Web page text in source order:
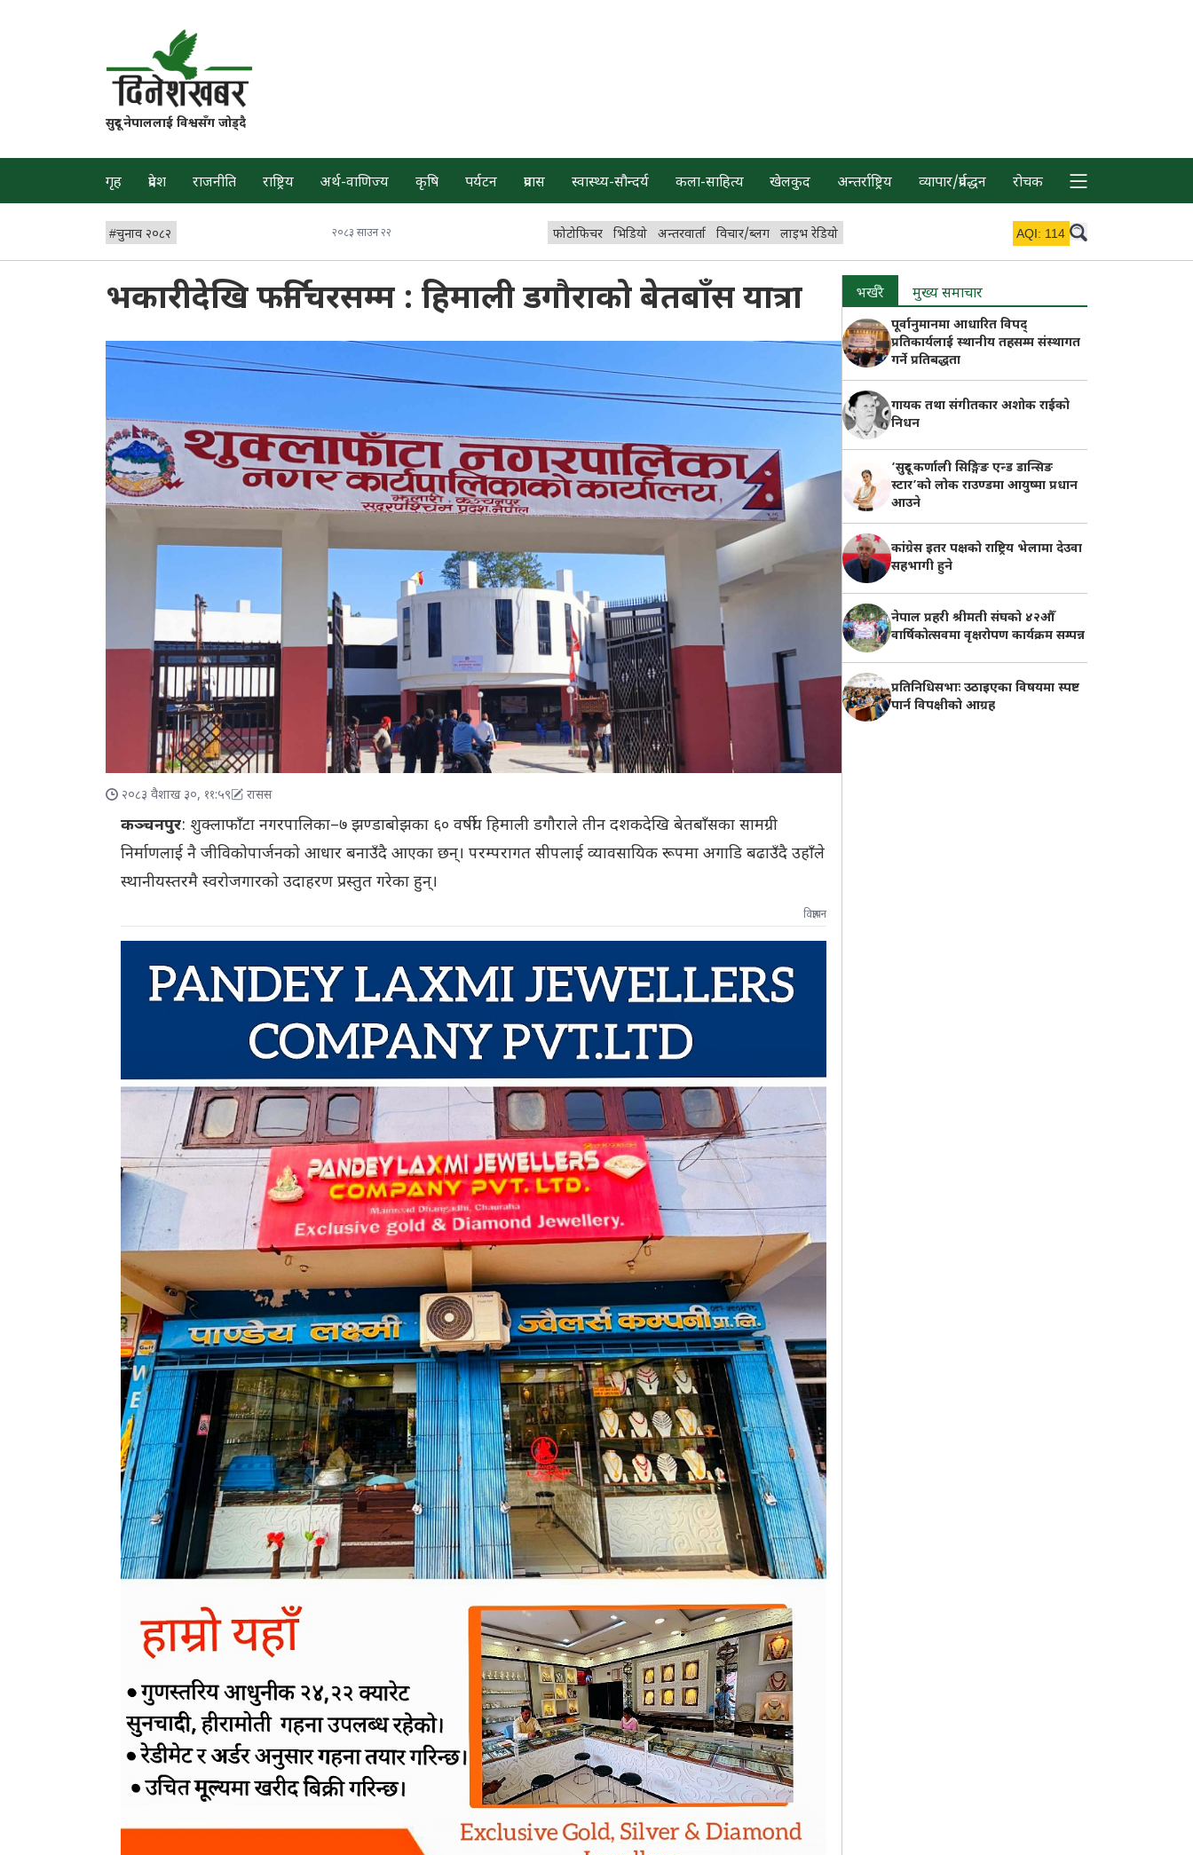
सुदूर नेपाललाई विश्वसँग जोड्दै
गृह प्रदेश राजनीति राष्ट्रिय अर्थ-वाणिज्य कृषि पर्यटन प्रवास स्वास्थ्य-सौन्दर्य कला-साहित्य खेलकुद अन्तर्राष्ट्रिय व्यापार/प्रर्वद्धन रोचक
#चुनाव २०८२ २०८३ साउन २२ फोटोफिचर भिडियो अन्तरवार्ता विचार/ब्लग लाइभ रेडियो AQI: 114
भकारीदेखि फर्निचरसम्म : हिमाली डगौराको बेतबाँस यात्रा
२०८३ वैशाख ३०, ११:५९ रासस
कञ्चनपुर: शुक्लाफाँटा नगरपालिका–७ झण्डाबोझका ६० वर्षीय हिमाली डगौराले तीन दशकदेखि बेतबाँसका सामग्री
निर्माणलाई नै जीविकोपार्जनको आधार बनाउँदै आएका छन्। परम्परागत सीपलाई व्यावसायिक रूपमा अगाडि बढाउँदै उहाँले
स्थानीयस्तरमै स्वरोजगारको उदाहरण प्रस्तुत गरेका हुन्।
विज्ञापन
भर्खरै मुख्य समाचार
पूर्वानुमानमा आधारित विपद्
प्रतिकार्यलाई स्थानीय तहसम्म संस्थागत
गर्ने प्रतिबद्धता
गायक तथा संगीतकार अशोक राईको
निधन
‘सुदूर कर्णाली सिङ्गिङ एन्ड डान्सिङ
स्टार’को लोक राउण्डमा आयुष्मा प्रधान
आउने
कांग्रेस इतर पक्षको राष्ट्रिय भेलामा देउवा
सहभागी हुने
नेपाल प्रहरी श्रीमती संघको ४२औँ
वार्षिकोत्सवमा वृक्षरोपण कार्यक्रम सम्पन्न
प्रतिनिधिसभाः उठाइएका विषयमा स्पष्ट
पार्न विपक्षीको आग्रह